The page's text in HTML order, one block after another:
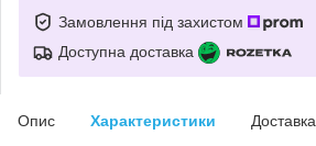
Замовлення під захистом
Доступна доставка
Опис Характеристики Доставка